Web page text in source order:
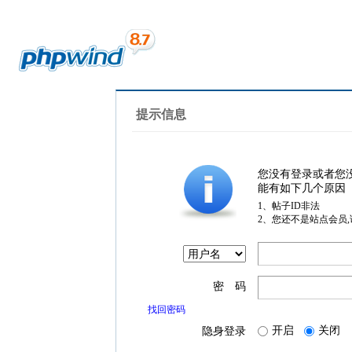
提示信息
您没有登录或者您
能有如下几个原因
1、帖子ID非法
2、您还不是站点会员
密 码
找回密码
隐身登录 开启 关闭